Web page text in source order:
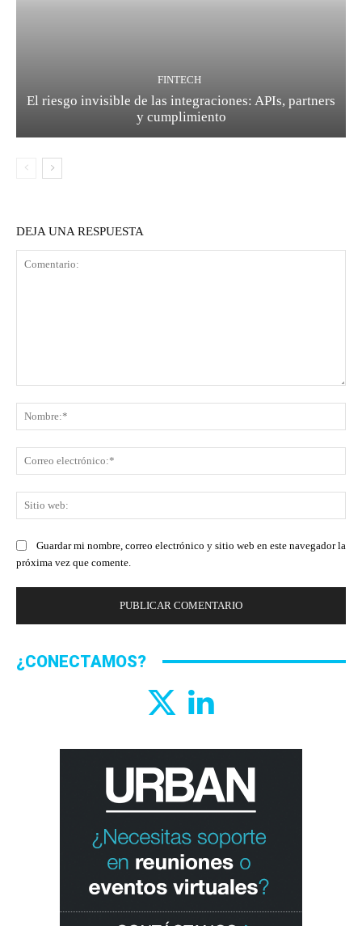
FINTECH
El riesgo invisible de las integraciones: APIs, partners
y cumplimiento
DEJA UNA RESPUESTA
Guardar mi nombre, correo electrónico y sitio web en este navegador la
próxima vez que comente.
¿CONECTAMOS?